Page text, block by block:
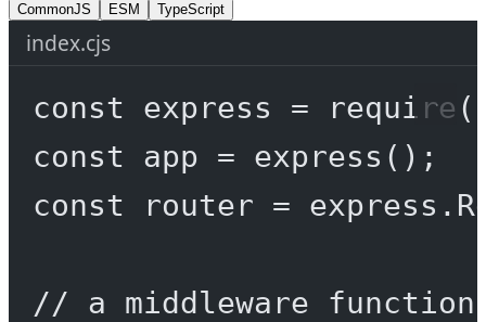
CommonJS ESM TypeScript
index.cjs
const express = require (
const
app = express ();
const
router = express.
// a middleware